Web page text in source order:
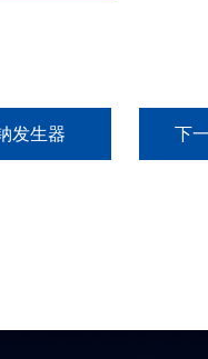
发生器 下